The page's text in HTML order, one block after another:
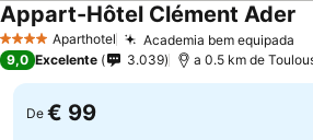
4 EstrelasAparthotel Academia bem equipada
Appart-Hôtel Clément Ader
9,0 Excelente 3.039 a 0.5 km de
De € 99